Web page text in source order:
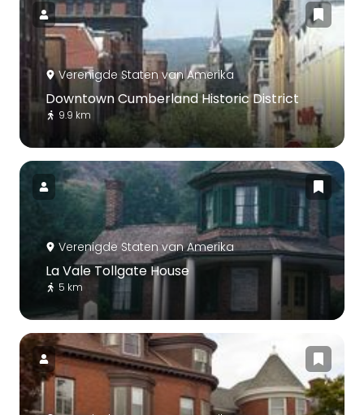
Verenigde Staten van Amerika
Downtown Cumberland Historic District
9.9 km
Verenigde Staten van Amerika
La Vale Tollgate House
5 km